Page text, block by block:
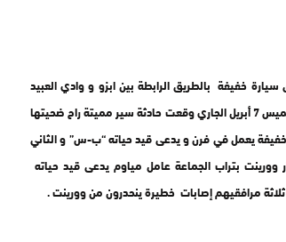
سيارة خفيفة بالطريق الرابطة بين ابزو و وادي العبيد
مساء يوم الخميس 7 أبريل الجاري وقعت حادثة سير مميتة راح ضحيتها
يعمل في فرن و يدعى قيد حياته “ب-س” و الثاني
وورينت بتراب الجماعة عامل مياوم يدعى قيد حياته
مرافقيهم إصابات خطيرة ينحدرون من وورينت .